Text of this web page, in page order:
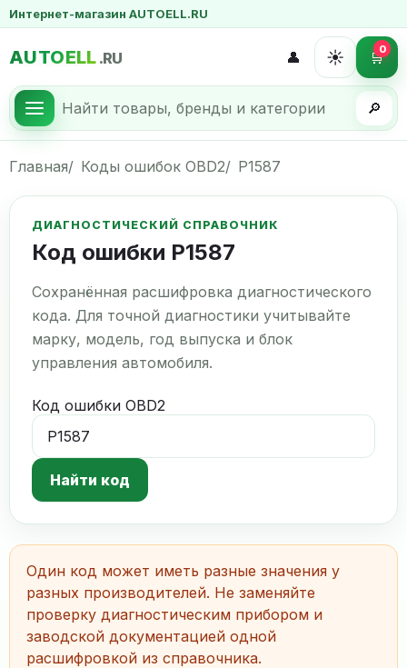
Интернет-магазин AUTOELL.RU
AUTOELL .RU
🔎
👤 ☀️ 🛒0
Главная Коды ошибок OBD2 P1587
ДИАГНОСТИЧЕСКИЙ СПРАВОЧНИК
Код ошибки P1587
Сохранённая расшифровка диагностического
кода. Для точной диагностики учитывайте
марку, модель, год выпуска и блок
управления автомобиля.
Код ошибки OBD2
Найти код
Один код может иметь разные значения у
разных производителей. Не заменяйте
проверку диагностическим прибором и
заводской документацией одной
расшифровкой из справочника.